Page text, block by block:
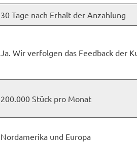
30 Tage nach Erhalt der Anzahlung
Ja. Wir verfolgen das Feedback der
200.000 Stück pro Monat
Nordamerika und Europa